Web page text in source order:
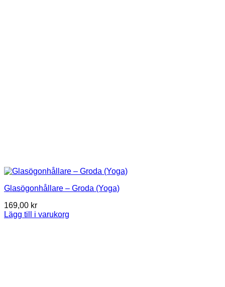
Glasögonhållare – Groda (Yoga)
169,00 kr
Lägg till i varukorg